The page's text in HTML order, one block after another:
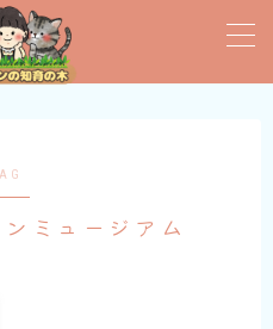
ミュージアム